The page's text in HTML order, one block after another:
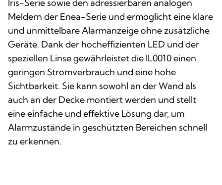
Iris-Serie sowie den adressierbaren analogen
Meldern der Enea-Serie und ermöglicht eine klare
und unmittelbare Alarmanzeige ohne zusätzliche
Geräte. Dank der hocheffizienten LED und der
speziellen Linse gewährleistet die IL0010 einen
geringen Stromverbrauch und eine hohe
Sichtbarkeit. Sie kann sowohl an der Wand als
auch an der Decke montiert werden und stellt
eine einfache und effektive Lösung dar, um
Alarmzustände in geschützten Bereichen schnell
zu erkennen.